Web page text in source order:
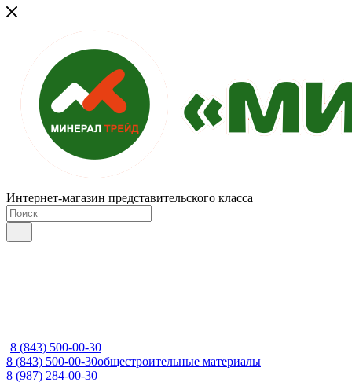
Интернет-магазин представительского класса
8 (843) 500-00-30
8 (843) 500-00-30общестроительные материалы
8 (987) 284-00-30